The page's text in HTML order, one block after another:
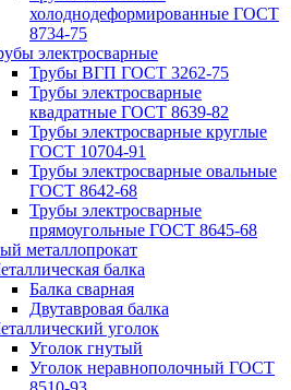
холоднодеформированные ГОСТ
8734-75
электросварные
Трубы ВГП ГОСТ 3262-75
Трубы электросварные
квадратные ГОСТ 8639-82
Трубы электросварные круглые
ГОСТ 10704-91
Трубы электросварные овальные
ГОСТ 8642-68
Трубы электросварные
прямоугольные ГОСТ 8645-68
металлопрокат
балка
Балка сварная
Двутавровая балка
уголок
Уголок гнутый
Уголок неравнополочный ГОСТ